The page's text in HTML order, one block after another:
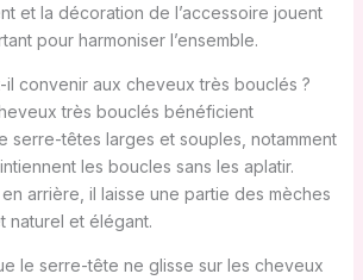
et la décoration de l’accessoire jouent
pour harmoniser l’ensemble.
convenir aux cheveux très bouclés ?
très bouclés bénéficient
serre-têtes larges et souples, notamment
les boucles sans les aplatir.
arrière, il laisse une partie des mèches
naturel et élégant.
le serre-tête ne glisse sur les cheveux